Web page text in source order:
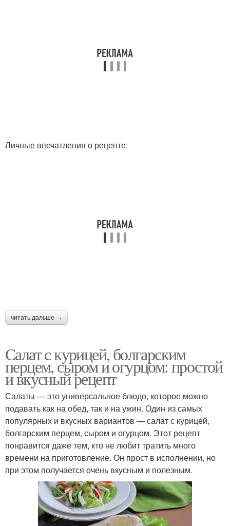
Личные впечатления о рецепте:
читать дальше →
Салат с курицей, болгарским
перцем, сыром и огурцом: простой
и вкусный рецепт
Салаты — это универсальное блюдо, которое можно
подавать как на обед, так и на ужин. Один из самых
популярных и вкусных вариантов — салат с курицей,
болгарским перцем, сыром и огурцом. Этот рецепт
понравится даже тем, кто не любит тратить много
времени на приготовление. Он прост в исполнении, но
при этом получается очень вкусным и полезным.